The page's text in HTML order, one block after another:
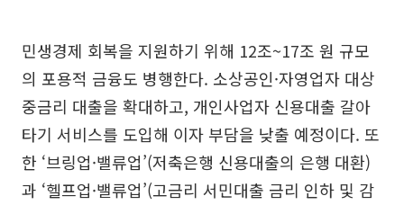
민생경제 회복을 지원하기 위해 12조~17조 원 규모
의 포용적 금융도 병행한다. 소상공인·자영업자 대상
중금리 대출을 확대하고, 개인사업자 신용대출 갈아
타기 서비스를 도입해 이자 부담을 낮출 예정이다. 또
한 ‘브링업·밸류업’(저축은행 신용대출의 은행 대환)
과 ‘헬프업·밸류업’(고금리 서민대출 금리 인하 및 감